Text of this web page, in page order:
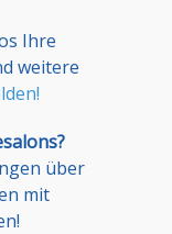
Ihre
weitere
über
mit